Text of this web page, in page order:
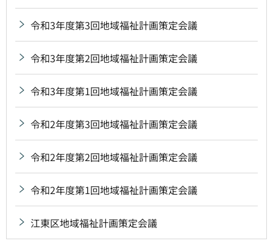
令和3年度第3回地域福祉計画策定会議
令和3年度第2回地域福祉計画策定会議
令和3年度第1回地域福祉計画策定会議
令和2年度第3回地域福祉計画策定会議
令和2年度第2回地域福祉計画策定会議
令和2年度第1回地域福祉計画策定会議
江東区地域福祉計画策定会議